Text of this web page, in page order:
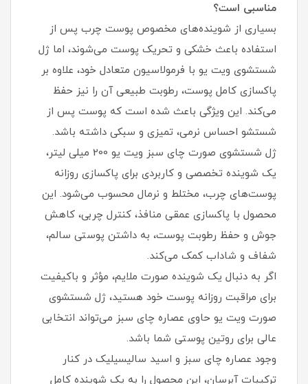
مناسبی است؟
بسیاری از شوینده‌های مخصوص پوست چرب پس از
استفاده باعث خشکی و تحریک پوست می‌شوند، اما ژل
شستشوی ویت یو با فرمولاسیون متعادل خود، علاوه بر
پاکسازی کامل پوست، رطوبت طبیعی آن را نیز حفظ
می‌کند. این ویژگی باعث شده است که پوست پس از
شستشو احساس نرمی، تمیزی و سبکی داشته باشد.
ژل شستشوی صورت چای سبز ویت یو 200 میلی لیتر،
یک شوینده تخصصی و کاربردی برای پاکسازی روزانه
پوست‌های چرب، مختلط و نرمال محسوب می‌شود. این
محصول با پاکسازی عمقی منافذ، کنترل چربی، کاهش
جوش و حفظ رطوبت پوست، به داشتن پوستی سالم،
شفاف و شاداب کمک می‌کند.
اگر به دنبال یک شوینده صورت ملایم، مؤثر و باکیفیت
برای مراقبت روزانه پوست خود هستید، ژل شستشوی
صورت ویت یو حاوی عصاره چای سبز می‌تواند انتخابی
عالی برای روتین پوستی شما باشد.
وجود عصاره چای سبز و اسید سالیسیلیک در کنار
ترکیبات آبرسان، این محصول را به یک شوینده کامل